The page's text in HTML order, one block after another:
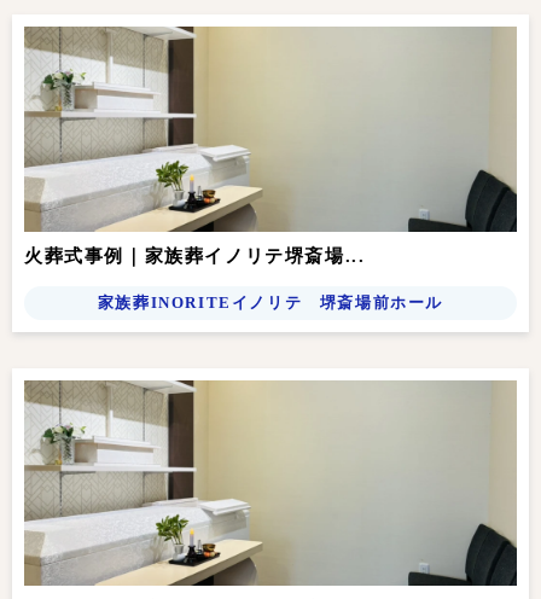
火葬式事例｜家族葬イノリテ堺斎場...
家族葬INORITEイノリテ 堺斎場前ホール